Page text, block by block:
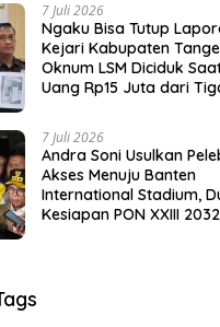
7 Juli 2026
Ngaku Bisa Tutup
Kejari Kabupaten
Oknum LSM Diciduk
Uang Rp15 Juta dari
7 Juli 2026
Andra Soni Usulkan
Akses Menuju Banten
International Stadium,
Kesiapan PON XXIII 2032